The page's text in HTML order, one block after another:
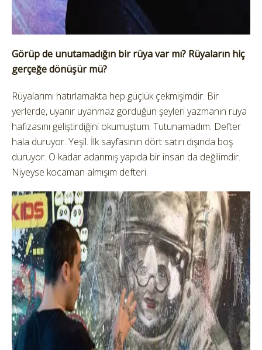
Görüp de unutamadığın bir rüya var mı? Rüyaların hiç
gerçeğe dönüşür mü?
Rüyalarımı hatırlamakta hep güçlük çekmişimdir. Bir
yerlerde, uyanır uyanmaz gördüğün şeyleri yazmanın rüya
hafızasını geliştirdiğini okumuştum. Tutunamadım. Defter
hala duruyor. Yeşil. İlk sayfasının dört satırı dışında boş
duruyor. O kadar adanmış yapıda bir insan da değilimdir.
Niyeyse kocaman almışım defteri.